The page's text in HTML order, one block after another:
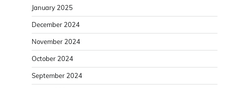
January 2025
December 2024
November 2024
October 2024
September 2024